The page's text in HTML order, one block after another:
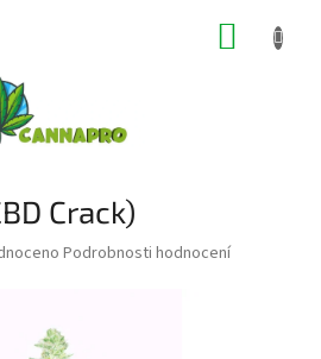
Crack)
Podrobnosti hodnocení